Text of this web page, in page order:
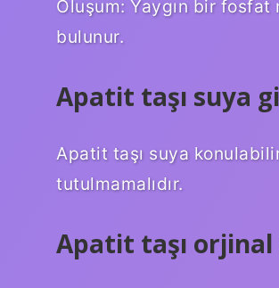
Oluşum: Yaygın bir
bulunur.
Apatit taşı suya
Apatit taşı suya
tutulmamalıdır.
Apatit taşı orjinal